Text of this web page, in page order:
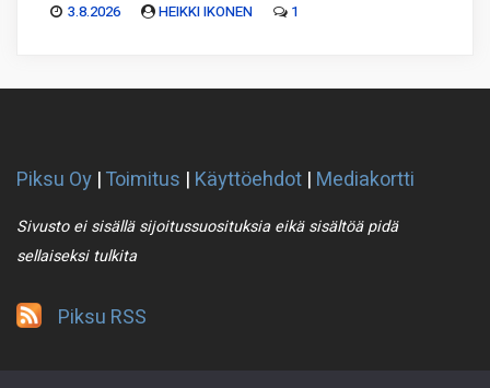
3.8.2026 HEIKKI IKONEN 1
Piksu Oy |Toimitus | Käyttöehdot | Mediakortti
Sivusto ei sisällä sijoitussuosituksia eikä sisältöä pidä
sellaiseksi tulkita
Piksu RSS